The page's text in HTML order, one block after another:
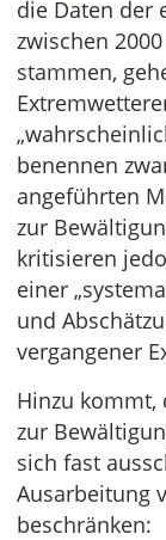
die Daten der
zwischen
stammen,
benennen
angeführten
zur
kritisieren
einer
und
vergangener
Hinzu kommt,
zur
sich fast
Ausarbeitung
beschränken: